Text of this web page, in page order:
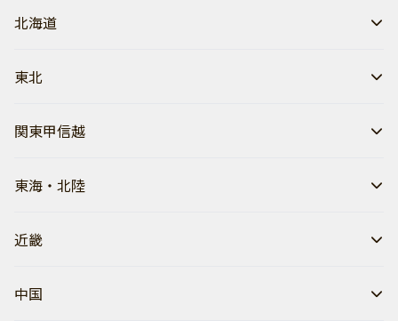
北海道
東北
関東甲信越
東海・北陸
近畿
中国